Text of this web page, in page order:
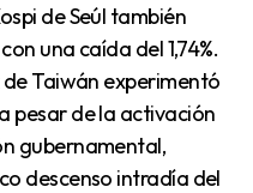
una caída del 1,74%.
Taiwán experimentó
pesar de la activación
gubernamental,
descenso intradía del